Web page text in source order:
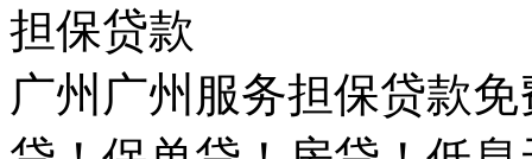
担保贷款
广州广州服务担保贷款